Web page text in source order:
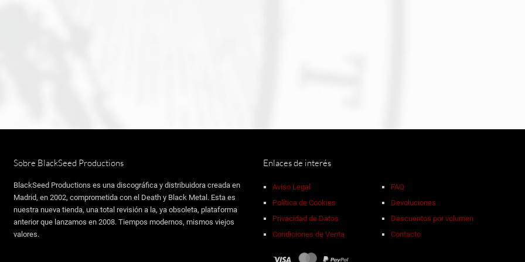
Sobre BlackSeed Productions
BlackSeed Productions es una discográfica y distribuidora creada en
Madrid, en 2002, comprometida con el Death y Black Metal. Esta es
nuestra nueva tienda, una total revisión a la, ya obsoleta, plataforma
anterior que lanzamos en 2008. Tiempos modernos, mismos viejos
valores.
Enlaces de interés
Aviso Legal
Política de Cookies
Privacidad de Datos
Condiciones de Venta
FAQ
Devoluciones
Descuentos por volumen
Contacto